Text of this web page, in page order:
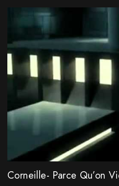
Corneille- Parce Qu’on